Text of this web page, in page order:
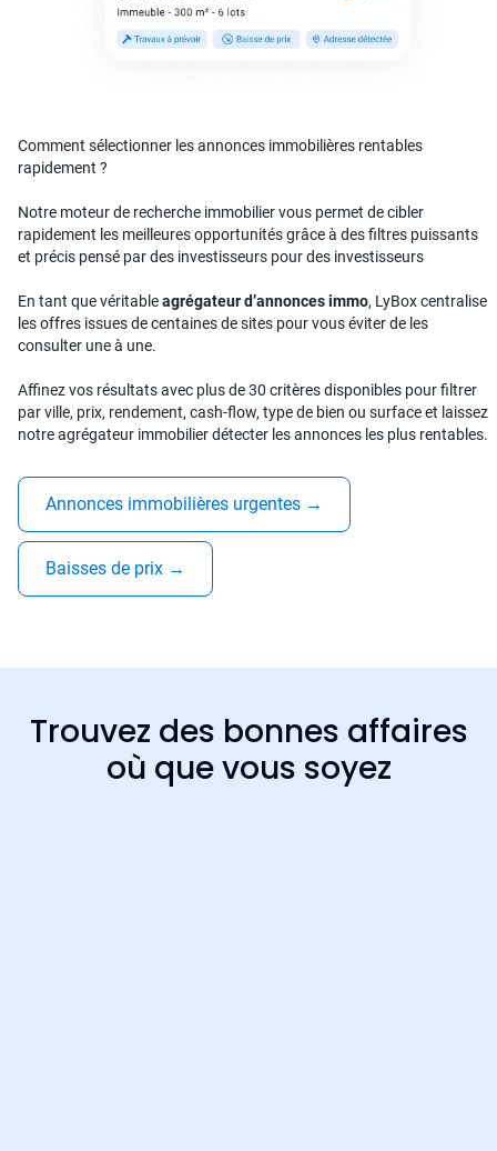
Comment sélectionner les annonces immobilières rentables
rapidement ?
Notre moteur de recherche immobilier vous permet de cibler
rapidement les meilleures opportunités grâce à des filtres puissants
et précis pensé par des investisseurs pour des investisseurs
En tant que véritableagrégateur d’annonces immo, LyBox centralise
les offres issues de centaines de sites pour vous éviter de les
consulter une à une.
Affinez vos résultats avec plus de 30 critères disponibles pour filtrer
par ville, prix, rendement, cash-flow, type de bien ou surface et laissez
notre agrégateur immobilier détecter les annonces les plus rentables.
Annonces immobilières urgentes →
Baisses de prix →
Trouvez des bonnes affaires
où que vous soyez